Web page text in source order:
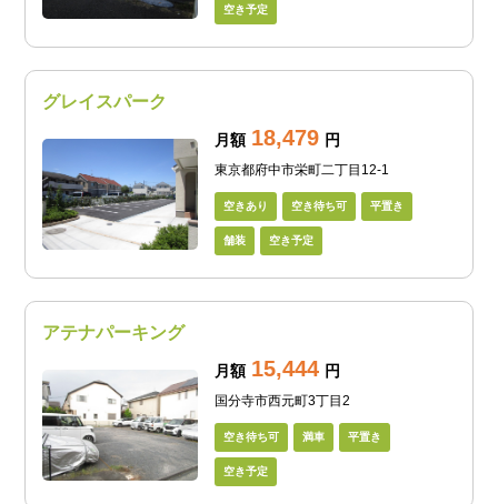
空き予定
グレイスパーク
月額 18,479 円
東京都府中市栄町二丁目12-1
空きあり 空き待ち可 平置き
舗装 空き予定
アテナパーキング
月額 15,444 円
国分寺市西元町3丁目2
空き待ち可 満車 平置き
空き予定